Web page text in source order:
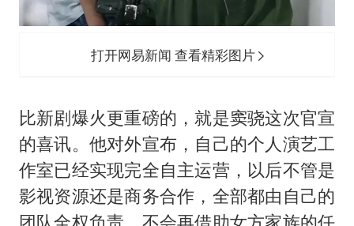
打开网易新闻 查看精彩图片
比新剧爆火更重磅的，就是窦骁这次官宣
的喜讯。他对外宣布，自己的个人演艺工
作室已经实现完全自主运营，以后不管是
影视资源还是商务合作，全部都由自己的